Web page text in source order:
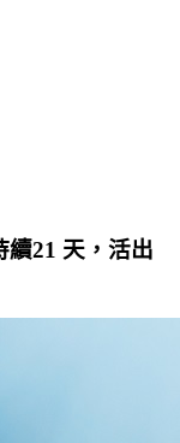
21 天，活出